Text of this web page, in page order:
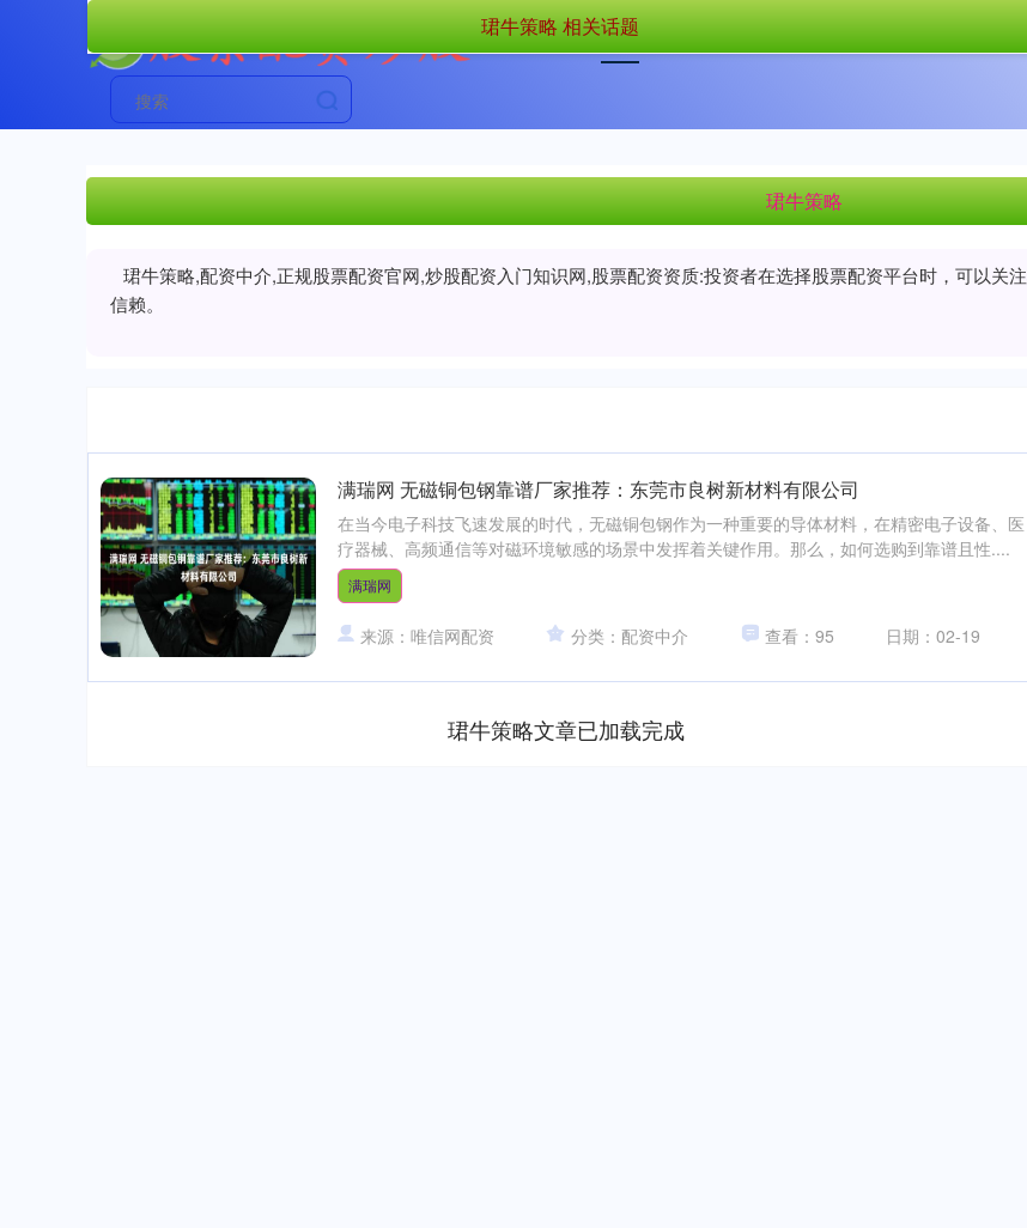
首页 珺牛策略 配资中介 正
珺牛策略
珺牛策略,配资中介,正规股票配资官网,炒股配资入门知识网,股票配资资质:投资者在选择股票配资平台时，可以关
信赖。
珺牛策略 相关话题
满瑞网 无磁铜包钢靠谱厂家推荐：东莞市良树新材料有限公司
在当今电子科技飞速发展的时代，无磁铜包钢作为一种重要的导体材料，在精密电子设备、医
疗器械、高频通信等对磁环境敏感的场景中发挥着关键作用。那么，如何选购到靠谱且性....
满瑞网
来源：唯信网配资 分类：配资中介 查看：95 日期：02-19
珺牛策略文章已加载完成